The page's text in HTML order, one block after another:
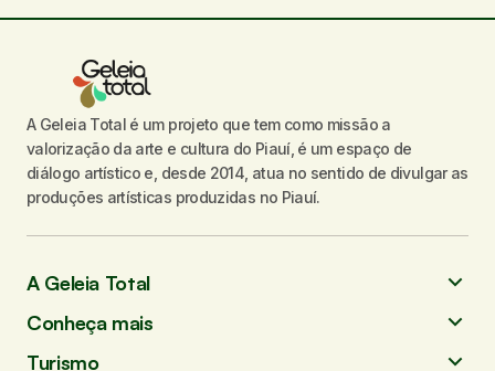
A Geleia Total é um projeto que tem como missão a
valorização da arte e cultura do Piauí, é um espaço de
diálogo artístico e, desde 2014, atua no sentido de divulgar as
produções artísticas produzidas no Piauí.
A Geleia Total
Conheça mais
Turismo